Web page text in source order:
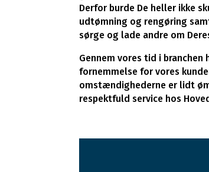
Derfor burde De heller ikke
udtømning og rengøring
sørge og lade andre om
Gennem vores tid i
fornemmelse for vores
omstændighederne er lidt
respektfuld service hos